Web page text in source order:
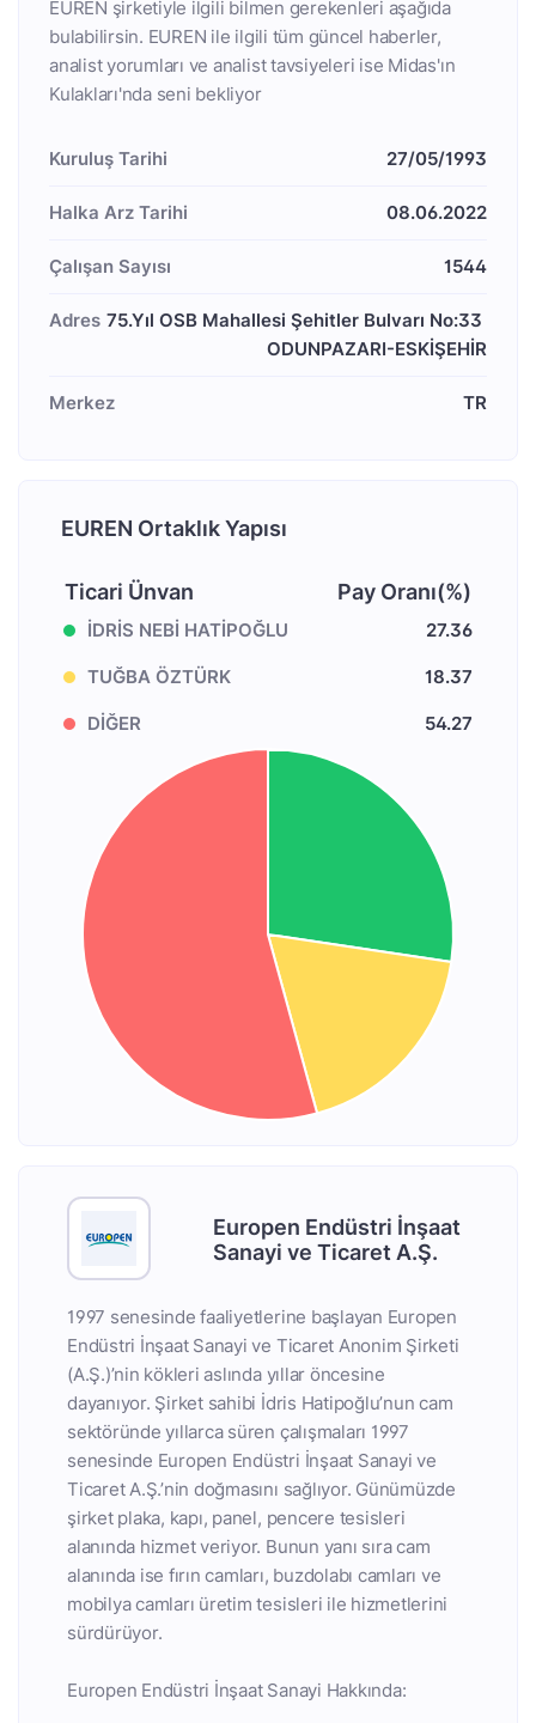
EUREN şirketiyle ilgili bilmen gerekenleri aşağıda
bulabilirsin. EUREN ile ilgili tüm güncel haberler,
analist yorumları ve analist tavsiyeleri ise Midas'ın
Kulakları'nda seni bekliyor
Kuruluş Tarihi 27/05/1993
Halka Arz Tarihi 08.06.2022
Çalışan Sayısı 1544
Adres 75.Yıl OSB Mahallesi Şehitler Bulvarı No:33
ODUNPAZARI-ESKİŞEHİR
Merkez TR
EUREN Ortaklık Yapısı
Ticari Ünvan Pay Oranı(%)
İDRİS NEBİ HATİPOĞLU 27.36
TUĞBA ÖZTÜRK 18.37
DİĞER 54.27
Europen Endüstri İnşaat
Sanayi ve Ticaret A.Ş.
1997 senesinde faaliyetlerine başlayan Europen
Endüstri İnşaat Sanayi ve Ticaret Anonim Şirketi
(A.Ş.)’nin kökleri aslında yıllar öncesine
dayanıyor. Şirket sahibi İdris Hatipoğlu’nun cam
sektöründe yıllarca süren çalışmaları 1997
senesinde Europen Endüstri İnşaat Sanayi ve
Ticaret A.Ş.’nin doğmasını sağlıyor. Günümüzde
şirket plaka, kapı, panel, pencere tesisleri
alanında hizmet veriyor. Bunun yanı sıra cam
alanında ise fırın camları, buzdolabı camları ve
mobilya camları üretim tesisleri ile hizmetlerini
sürdürüyor.
Europen Endüstri İnşaat Sanayi Hakkında: